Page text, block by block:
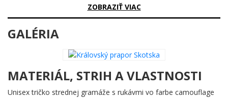
okamžite cítiš stáročia histórie, bojov a nezlomného ducha.
Škótsky kráľovský prapor je presne taký – vznešený, dravý a
nesmrteľný.
Prečo je tento motív úžasný?
najstarších heraldických symbolov Európy. Dizajn v grunge štýle
mu dodáva nádych starých pergamenov a hradných sál, akoby
práve vypadol z rukopisu stredovekého kronikára. Fleur-de-lis
ZOBRAZIŤ VIAC
GALÉRIA
MATERIÁL, STRIH A VLASTNOSTI
Unisex tričko strednej gramáže s rukávmi vo farbe camouflage